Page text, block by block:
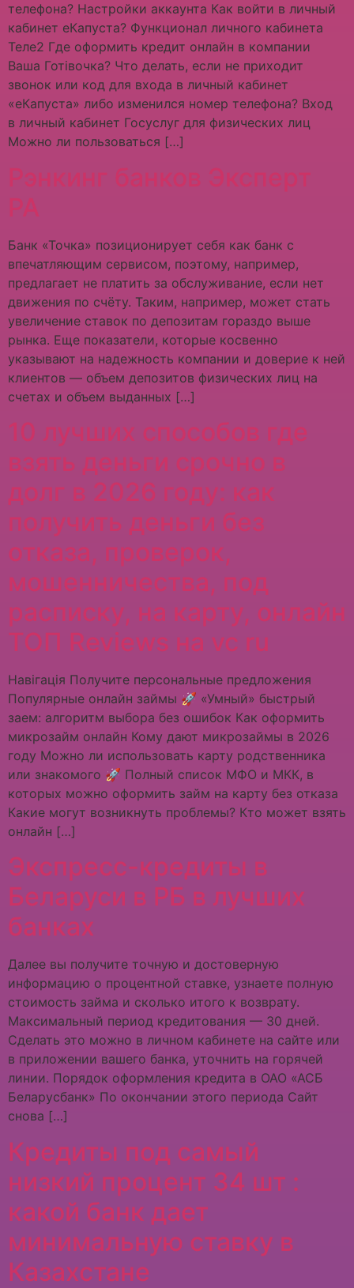
телефона? Настройки аккаунта Как войти в личный
кабинет еКапуста? Функционал личного кабинета
Теле2 Где оформить кредит онлайн в компании
Ваша Готівочка? Что делать, если не приходит
звонок или код для входа в личный кабинет
«еКапуста» либо изменился номер телефона? Вход
в личный кабинет Госуслуг для физических лиц
Можно ли пользоваться […]
Рэнкинг банков Эксперт
РА
Банк «Точка» позиционирует себя как банк с
впечатляющим сервисом, поэтому, например,
предлагает не платить за обслуживание, если нет
движения по счёту. Таким, например, может стать
увеличение ставок по депозитам гораздо выше
рынка. Еще показатели, которые косвенно
указывают на надежность компании и доверие к ней
клиентов — объем депозитов физических лиц на
счетах и объем выданных […]
10 лучших способов где
взять деньги срочно в
долг в 2026 году: как
получить деньги без
отказа, проверок,
мошенничества, под
расписку, на карту, онлайн
ТОП Reviews на vc ru
Навігація Получите персональные предложения
Популярные онлайн займы 🚀 «Умный» быстрый
заем: алгоритм выбора без ошибок Как оформить
микрозайм онлайн Кому дают микрозаймы в 2026
году Можно ли использовать карту родственника
или знакомого 🚀 Полный список МФО и МКК, в
которых можно оформить займ на карту без отказа
Какие могут возникнуть проблемы? Кто может взять
онлайн […]
Экспресс-кредиты в
Беларуси в РБ в лучших
банках
Далее вы получите точную и достоверную
информацию о процентной ставке, узнаете полную
стоимость займа и сколько итого к возврату.
Максимальный период кредитования — 30 дней.
Сделать это можно в личном кабинете на сайте или
в приложении вашего банка, уточнить на горячей
линии. Порядок оформления кредита в ОАО «АСБ
Беларусбанк» По окончании этого периода Сайт
снова […]
Кредиты под самый
низкий процент 34 шт :
какой банк дает
минимальную ставку в
Казахстане